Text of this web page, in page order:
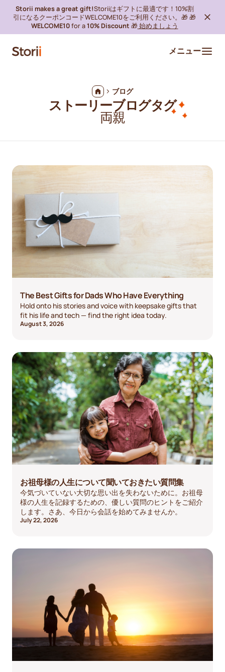
Storii makes a great gift!Storiiはギフトに最適です！10%割
引になるクーポンコードWELCOME10をご利用ください。🎁 🎁
WELCOME10for a10% Discount 🎁 始めましょう
メニュー
ブログ
ストーリーブログタグ
両親
The Best Gifts for Dads Who Have Everything
Hold onto his stories and voice with keepsake gifts that
fit his life and tech — find the right idea today.
August 3, 2026
お祖母様の人生について聞いておきたい質問集
今気づいていない大切な思い出を失わないために。お祖母
様の人生を記録するための、優しい質問のヒントをご紹介
します。さあ、今日から会話を始めてみませんか。
July 22, 2026